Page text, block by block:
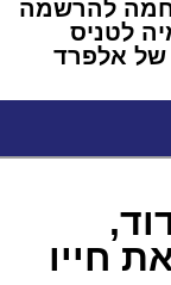
להרשמה
לטניס
של אלפרד
חייו